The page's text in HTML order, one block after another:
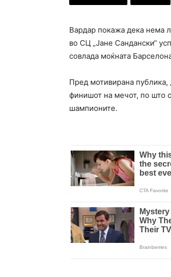
Вардар покажа дека нема
во СЦ „Јане Сандански“
совлада моќната
Пред мотивирана публика,
финишот на мечот, по што
шампионите.